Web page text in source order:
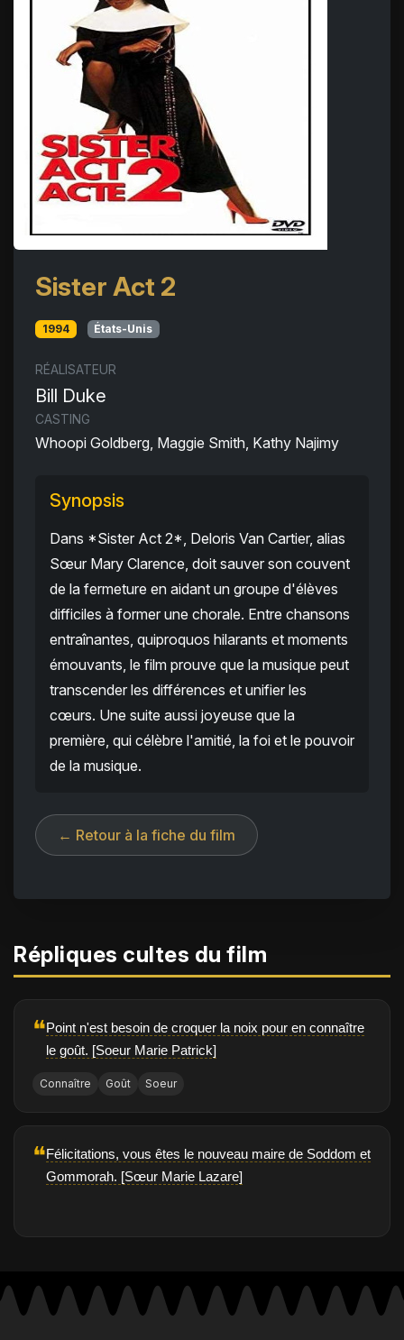
Sister Act 2
1994 États-Unis
RÉALISATEUR
Bill Duke
CASTING
Whoopi Goldberg, Maggie Smith, Kathy Najimy
Synopsis
Dans *Sister Act 2*, Deloris Van Cartier, alias
Sœur Mary Clarence, doit sauver son couvent
de la fermeture en aidant un groupe d'élèves
difficiles à former une chorale. Entre chansons
entraînantes, quiproquos hilarants et moments
émouvants, le film prouve que la musique peut
transcender les différences et unifier les
cœurs. Une suite aussi joyeuse que la
première, qui célèbre l'amitié, la foi et le pouvoir
de la musique.
← Retour à la fiche du film
Répliques cultes du film
❝Point n'est besoin de croquer la noix pour en connaître
le goût. [Soeur Marie Patrick]
Connaître Goût Soeur
❝Félicitations, vous êtes le nouveau maire de Soddom et
Gommorah. [Sœur Marie Lazare]